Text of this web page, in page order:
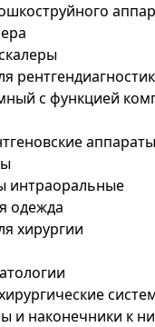
с функцией
интраоральные
одежда
хирургии
и наконечники к